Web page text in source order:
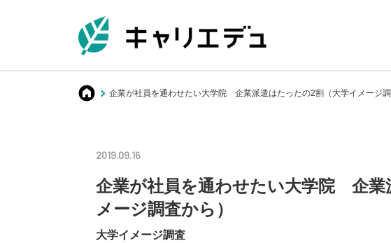
キャリエデュ
企業が社員を通わせたい大学院 企業派遣はたったの2割（大学イメージ調
2019.09.16
企業が社員を通わせたい大学院 企業
メージ調査から）
大学イメージ調査